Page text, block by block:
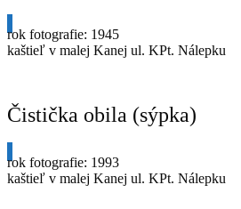
rok fotografie: 1945
kaštieľ v malej Kanej ul. KPt. Nálepku
Čistička obila (sýpka)
rok fotografie: 1993
kaštieľ v malej Kanej ul. KPt. Nálepku